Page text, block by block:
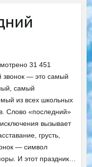
31 451
звонок — это самый
самый
из всех школьных
Слово «последний»
вызывает
грусть,
— символ
И этот праздник…